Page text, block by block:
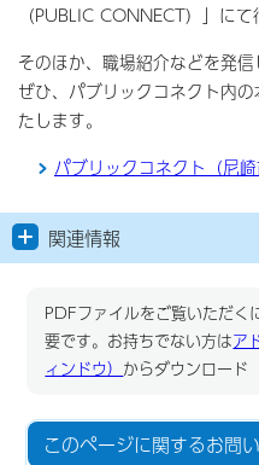
（PUBLIC CONNECT）」にて
そのほか、職場紹介などを発信
ぜひ、パブリックコネクト内
たします。
パブリックコネクト（尼崎
関連情報
PDFファイルをご覧いただ
要です。お持ちでない方はア
ィンドウ） からダウンロード
このページに関するお問